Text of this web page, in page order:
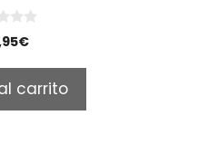
€
carrito